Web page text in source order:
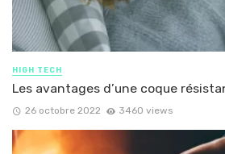
HIGH TECH
Les avantages d’une coque
26 octobre 2022 3460 views